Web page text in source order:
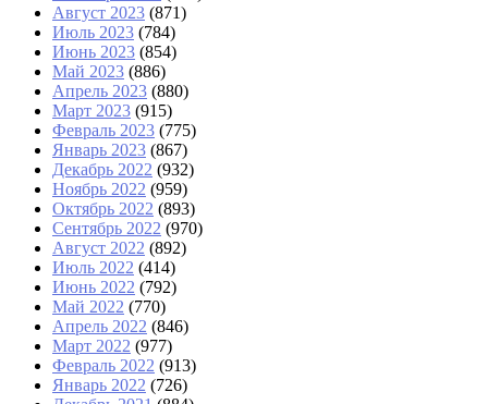
Август 2023 (871)
Июль 2023 (784)
Июнь 2023 (854)
Май 2023 (886)
Апрель 2023 (880)
Март 2023 (915)
Февраль 2023 (775)
Январь 2023 (867)
Декабрь 2022 (932)
Ноябрь 2022 (959)
Октябрь 2022 (893)
Сентябрь 2022 (970)
Август 2022 (892)
Июль 2022 (414)
Июнь 2022 (792)
Май 2022 (770)
Апрель 2022 (846)
Март 2022 (977)
Февраль 2022 (913)
Январь 2022 (726)